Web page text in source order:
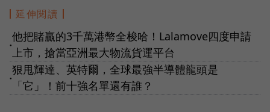
延伸閱讀
●
他把賭贏的3千萬港幣全梭哈！Lalamove四度申請
上市，搶當亞洲最大物流貨運平台
●
狠甩輝達、英特爾，全球最強半導體龍頭是
「它」！前十強名單還有誰？